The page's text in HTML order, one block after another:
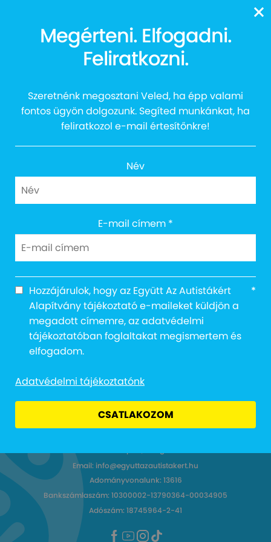
Mosoly Koncert 2017
type null in
/home/egyuttazautistak/public_html/wp-
content/themes/frontend/single-media-
videos.phpon line10
Email: info@egyuttazautistakert.hu
Adományvonalunk: 13616
Bankszámlaszám: 10300002-13790364-00034905
Adószám: 18745964-2-41
Megérteni. Elfogadni.
Feliratkozni.
Szeretnénk megosztani Veled, ha épp valami
fontos ügyön dolgozunk. Segíted munkánkat, ha
feliratkozol e-mail értesítőnkre!
Név
E-mail címem *
Hozzájárulok, hogy az Együtt Az Autistákért
Alapítvány tájékoztató e-maileket küldjön a
megadott címemre, az adatvédelmi
tájékoztatóban foglaltakat megismertem és
elfogadom.
*
Adatvédelmi tájékoztatónk
CSATLAKOZOM